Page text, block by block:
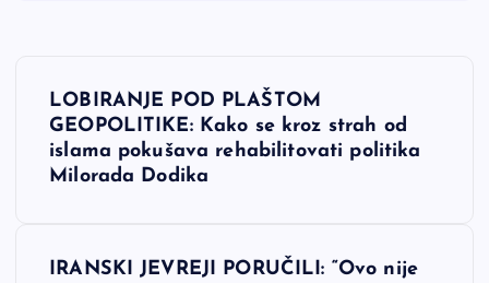
NLOBIRANJE POD PLAŠTOM
GEOPOLITIKE: Kako se kroz strah od
islama pokušava rehabilitovati politika
Milorada Dodika
IRANSKI JEVREJI PORUČILI: “Ovo nije